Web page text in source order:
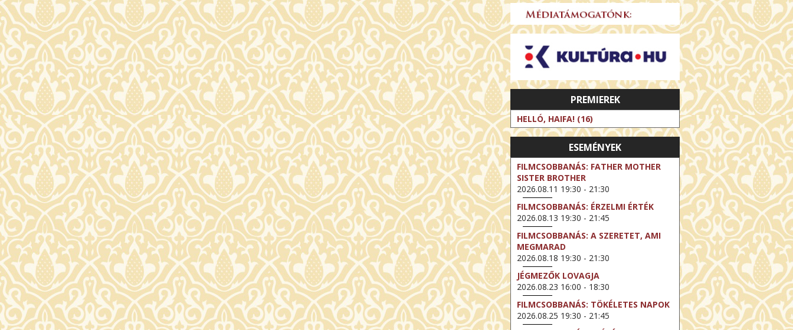
PREMIEREK
HELLÓ, HAIFA! (16)
ESEMÉNYEK
FILMCSOBBANÁS: FATHER MOTHER
SISTER BROTHER
2026.08.11 19:30 - 21:30
FILMCSOBBANÁS: ÉRZELMI ÉRTÉK
2026.08.13 19:30 - 21:45
FILMCSOBBANÁS: A SZERETET, AMI
MEGMARAD
2026.08.18 19:30 - 21:30
JÉGMEZŐK LOVAGJA
2026.08.23 16:00 - 18:30
FILMCSOBBANÁS: TÖKÉLETES NAPOK
2026.08.25 19:30 - 21:45